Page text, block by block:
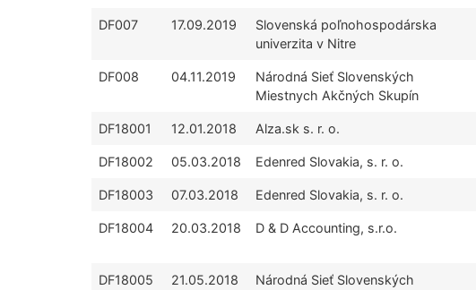
DF007 17.09.2019
Slovenská poľnohospodárska
univerzita v Nitre
DF008 04.11.2019
Národná Sieť Slovenských
Miestnych Akčných Skupín
DF18001 12.01.2018 Alza.sk s. r. o.
DF18002 05.03.2018 Edenred Slovakia, s. r. o.
DF18003 07.03.2018 Edenred Slovakia, s. r. o.
DF18004 20.03.2018 D & D Accounting, s.r.o.
DF18005 21.05.2018
Národná Sieť Slovenských